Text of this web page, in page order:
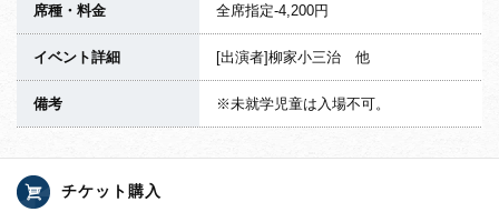
席種・料金 全席指定-4,200円
イベント詳細 [出演者]柳家小三治 他
備考 ※未就学児童は入場不可。
チケット購入